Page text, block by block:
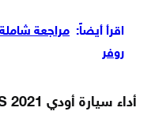
اقرأ أيضاً: مراجعة
روفر
أداء سيارة أودي TTS 2021